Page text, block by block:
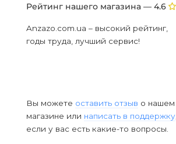
Рейтинг нашего магазина — 4.6
Anzazo.com.ua – высокий рейтинг,
годы труда, лучший сервис!
Вы можете оставить отзыв о нашем
магазине или написать в поддержку
если у вас есть какие-то вопросы.